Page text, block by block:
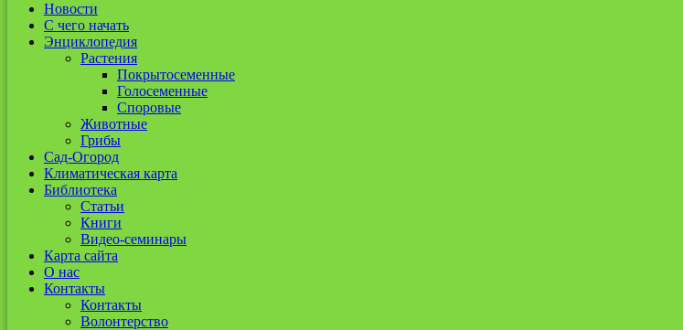
Новости
С чего начать
Энциклопедия
Растения
Покрытосеменные
Голосеменные
Споровые
Животные
Грибы
Сад-Огород
Климатическая карта
Библиотека
Статьи
Книги
Видео-семинары
Карта сайта
О нас
Контакты
Контакты
Волонтерство